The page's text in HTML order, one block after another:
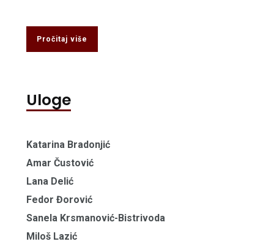
Pročitaj više
Uloge
Katarina Bradonjić
Amar Čustović
Lana Delić
Fedor Đorović
Sanela Krsmanović-Bistrivoda
Miloš Lazić